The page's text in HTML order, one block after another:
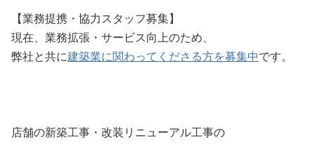
【業務提携・協力スタッフ募集】
現在、業務拡張・サービス向上のため、
弊社と共に建築業に関わってくださる方を募集中です。
店舗の新築工事・改装リニューアル工事の